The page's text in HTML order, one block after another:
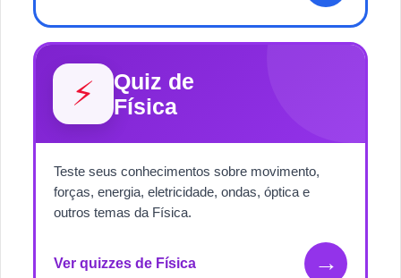
⚡
Quiz de
Física
Teste seus conhecimentos sobre movimento,
forças, energia, eletricidade, ondas, óptica e
outros temas da Física.
Ver quizzes de Física →